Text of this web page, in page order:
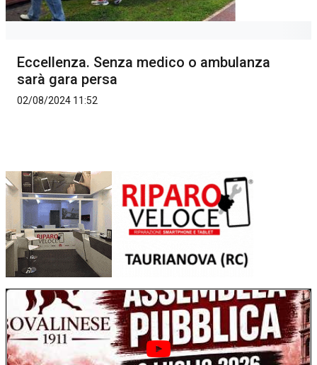
Eccellenza. Senza medico o ambulanza
sarà gara persa
02/08/2024 11:52